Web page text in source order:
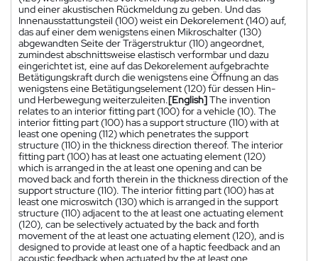
und einer akustischen Rückmeldung zu geben. Und das
Innenausstattungsteil (100) weist ein Dekorelement (140) auf,
das auf einer dem wenigstens einen Mikroschalter (130)
abgewandten Seite der Trägerstruktur (110) angeordnet,
zumindest abschnittsweise elastisch verformbar und dazu
eingerichtet ist, eine auf das Dekorelement aufgebrachte
Betätigungskraft durch die wenigstens eine Öffnung an das
wenigstens eine Betätigungselement (120) für dessen Hin-
und Herbewegung weiterzuleiten.[English]The invention
relates to an interior fitting part (100) for a vehicle (10). The
interior fitting part (100) has a support structure (110) with at
least one opening (112) which penetrates the support
structure (110) in the thickness direction thereof. The interior
fitting part (100) has at least one actuating element (120)
which is arranged in the at least one opening and can be
moved back and forth therein in the thickness direction of the
support structure (110). The interior fitting part (100) has at
least one microswitch (130) which is arranged in the support
structure (110) adjacent to the at least one actuating element
(120), can be selectively actuated by the back and forth
movement of the at least one actuating element (120), and is
designed to provide at least one of a haptic feedback and an
acoustic feedback when actuated by the at least one